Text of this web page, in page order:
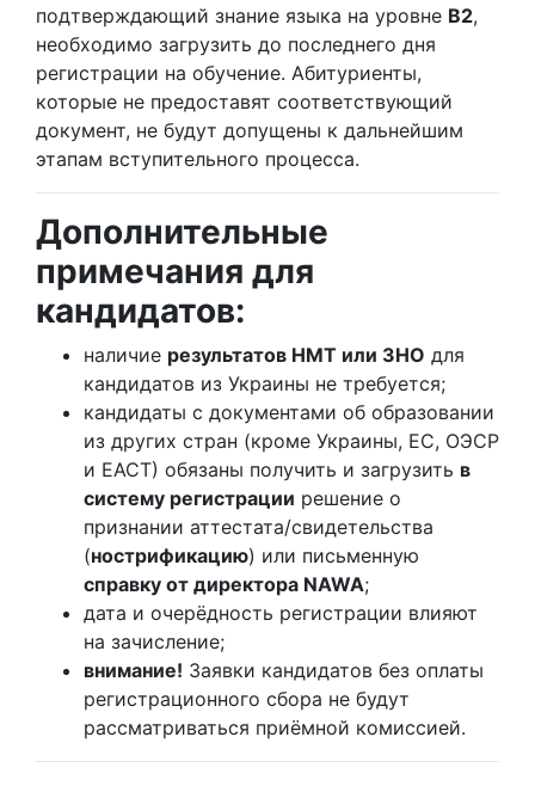
подтверждающий знание языка на уровне B2,
необходимо загрузить до последнего дня
регистрации на обучение. Абитуриенты,
которые не предоставят соответствующий
документ, не будут допущены к дальнейшим
этапам вступительного процесса.
Дополнительные
примечания для
кандидатов:
наличие результатов НМТ или ЗНО для
кандидатов из Украины не требуется;
кандидаты с документами об образовании
из других стран (кроме Украины, ЕС, ОЭСР
и ЕАСТ) обязаны получить и загрузить в
систему регистрации решение о
признании аттестата/свидетельства
(нострификацию) или письменную
справку от директора NAWA;
дата и очерёдность регистрации влияют
на зачисление;
внимание! Заявки кандидатов без оплаты
регистрационного сбора не будут
рассматриваться приёмной комиссией.